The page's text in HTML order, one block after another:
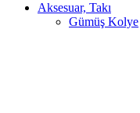
Aksesuar, Takı
Gümüş Kolye